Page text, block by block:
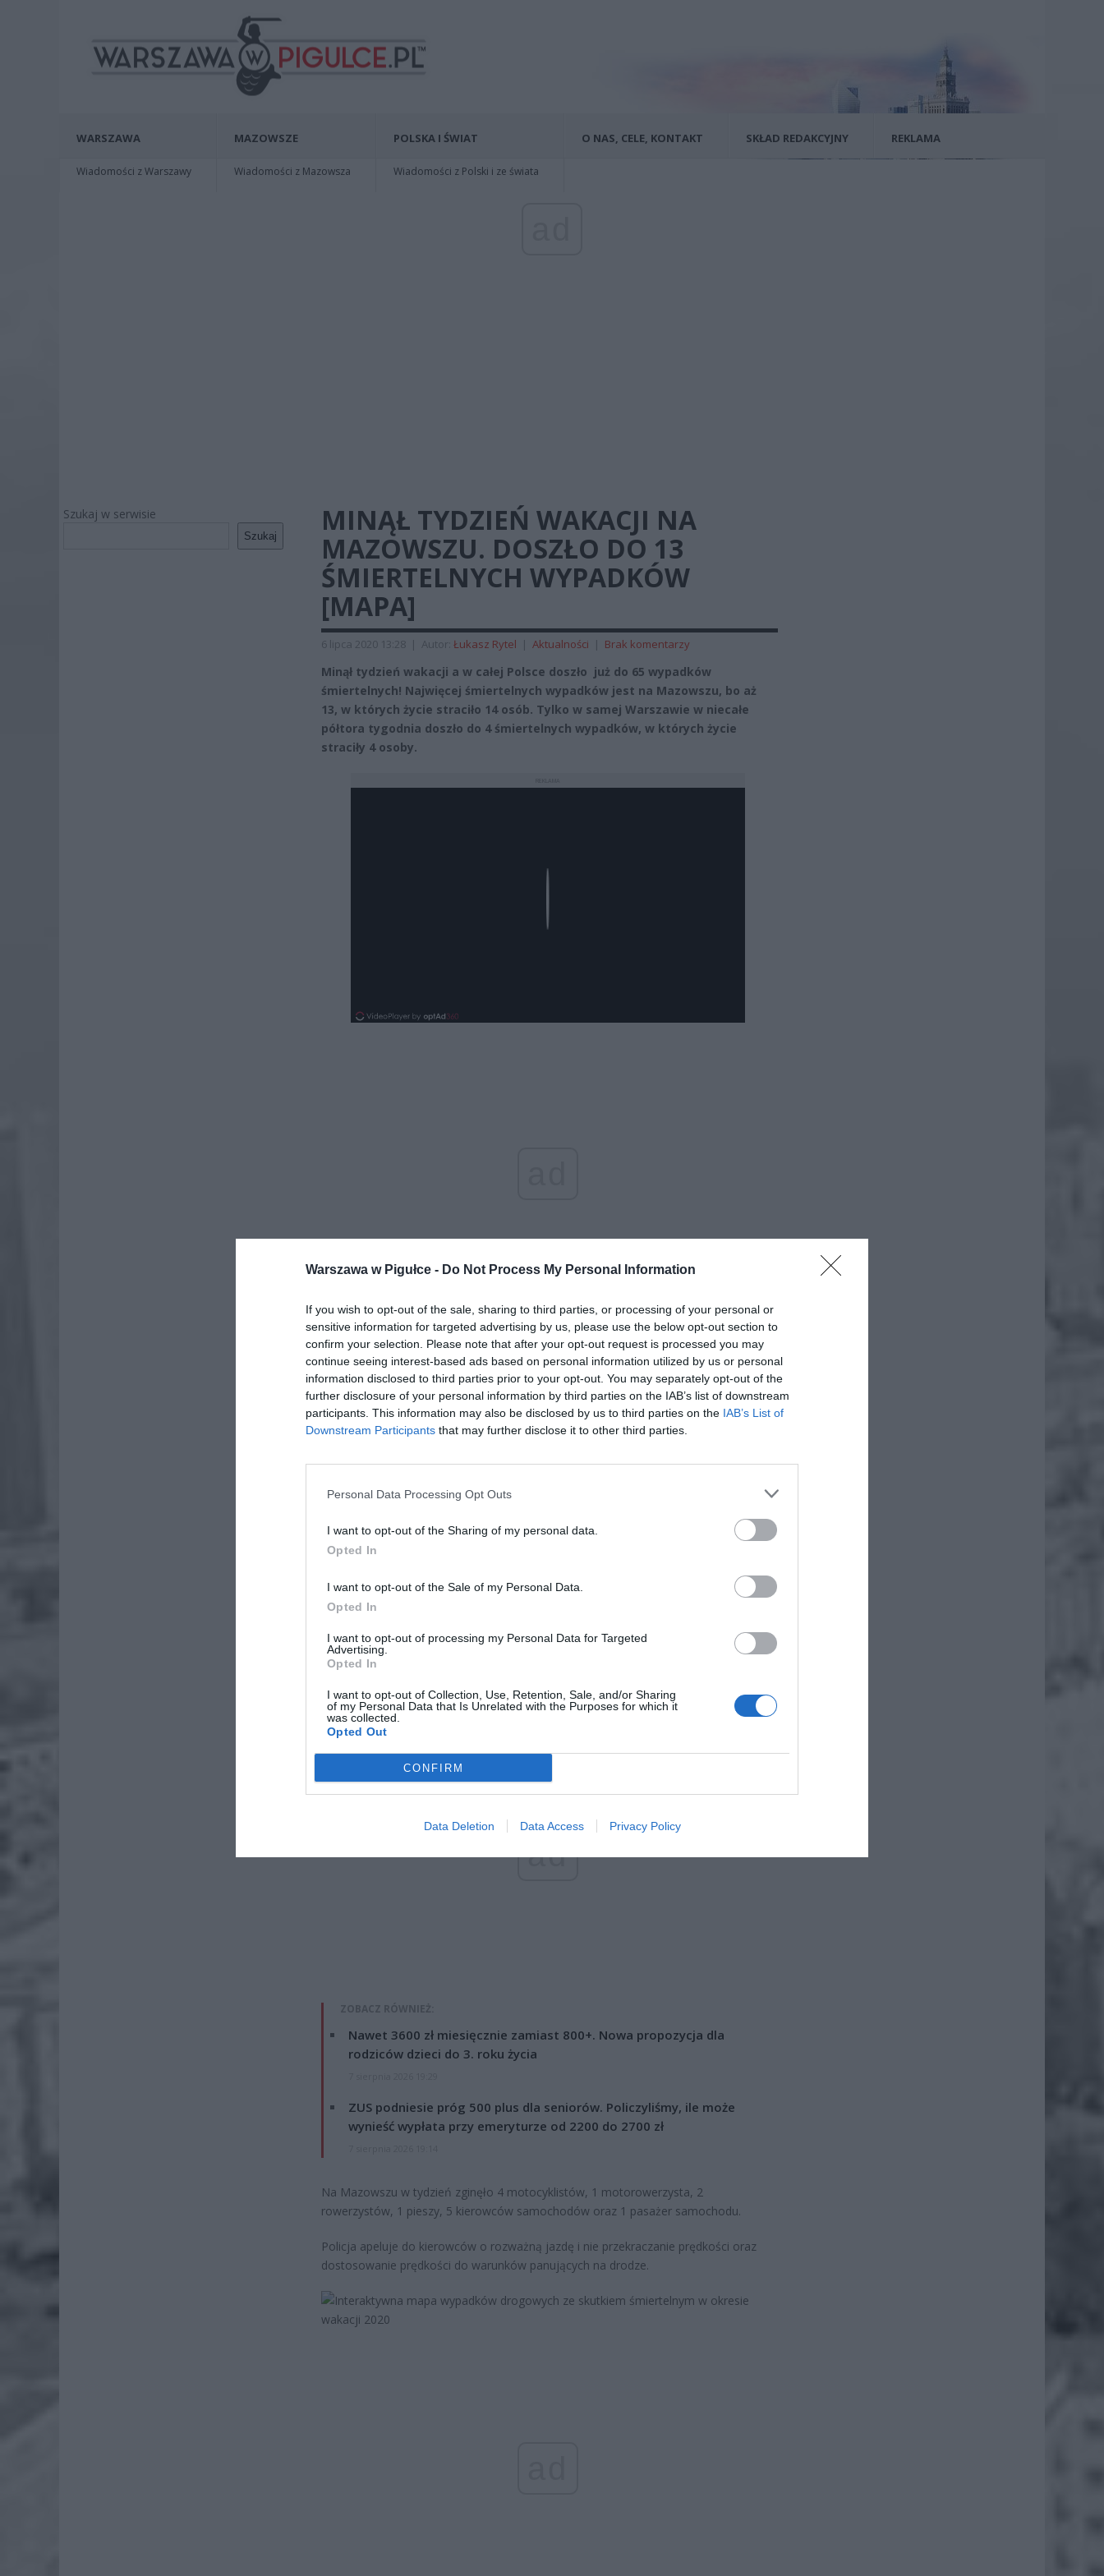
Warszawa w Pigułce - Do Not Process My Personal Information
If you wish to opt-out of the sale, sharing to third parties, or processing of your personal or
sensitive information for targeted advertising by us, please use the below opt-out section to
confirm your selection. Please note that after your opt-out request is processed you may
continue seeing interest-based ads based on personal information utilized by us or personal
information disclosed to third parties prior to your opt-out. You may separately opt-out of the
further disclosure of your personal information by third parties on the IAB’s list of downstream
participants. This information may also be disclosed by us to third parties on the IAB’s List of
Downstream Participants that may further disclose it to other third parties.
Personal Data Processing Opt Outs
I want to opt-out of the Sharing of my personal data.
Opted In
I want to opt-out of the Sale of my Personal Data.
Opted In
I want to opt-out of processing my Personal Data for Targeted
Advertising.
Opted In
I want to opt-out of Collection, Use, Retention, Sale, and/or Sharing
of my Personal Data that Is Unrelated with the Purposes for which it
was collected.
Opted Out
CONFIRM
Data Deletion Data Access Privacy Policy
WARSZAWA
Wiadomości z Warszawy
MAZOWSZE
Wiadomości z Mazowsza
POLSKA I ŚWIAT
Wiadomości z Polski i ze świata
O NAS, CELE, KONTAKT SKŁAD REDAKCYJNY REKLAMA
Szukaj w serwisie
Szukaj
MINĄŁ TYDZIEŃ WAKACJI NA
MAZOWSZU. DOSZŁO DO 13
ŚMIERTELNYCH WYPADKÓW
[MAPA]
6 lipca 2020 13:28 | Autor: Łukasz Rytel | Aktualności | Brak komentarzy
Minął tydzień wakacji a w całej Polsce doszło już do 65 wypadków
śmiertelnych! Najwięcej śmiertelnych wypadków jest na Mazowszu, bo aż
13, w których życie straciło 14 osób. Tylko w samej Warszawie w niecałe
półtora tygodnia doszło do 4 śmiertelnych wypadków, w których życie
straciły 4 osoby.
Dodaj nas do preferowanych źródeł w Google Dodaj
ad
ZOBACZ RÓWNIEŻ:
Nawet 3600 zł miesięcznie zamiast 800+. Nowa propozycja dla
rodziców dzieci do 3. roku życia
ZUS podniesie próg 500 plus dla seniorów. Policzyliśmy, ile może
wynieść wypłata przy emeryturze od 2200 do 2700 zł
Na Mazowszu w tydzień zginęło 4 motocyklistów, 1 motorowerzysta, 2
rowerzystów, 1 pieszy, 5 kierowców samochodów oraz 1 pasażer samochodu.
Policja apeluje do kierowców o rozważną jazdę i nie przekraczanie prędkości oraz
dostosowanie prędkości do warunków panujących na drodze.